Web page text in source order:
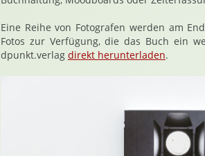
Eine Reihe von Fotografen werden am
Fotos zur Verfügung, die das Buch ein
dpunkt.verlag direkt herunterladen.